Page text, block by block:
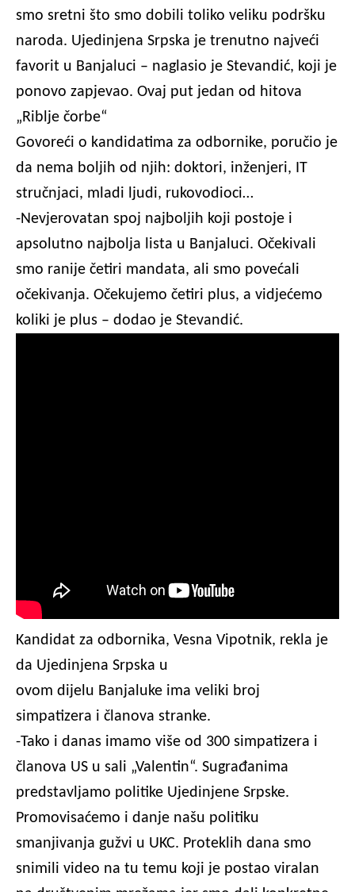
smo sretni što smo dobili toliko veliku podršku
naroda. Ujedinjena Srpska je trenutno najveći
favorit u Banjaluci – naglasio je Stevandić, koji je
ponovo zapjevao. Ovaj put jedan od hitova
„Riblje čorbe“
Govoreći o kandidatima za odbornike, poručio je
da nema boljih od njih: doktori, inženjeri, IT
stručnjaci, mladi ljudi, rukovodioci…
-Nevjerovatan spoj najboljih koji postoje i
apsolutno najbolja lista u Banjaluci. Očekivali
smo ranije četiri mandata, ali smo povećali
očekivanja. Očekujemo četiri plus, a vidjećemo
koliki je plus – dodao je Stevandić.
Kandidat za odbornika, Vesna Vipotnik, rekla je
da Ujedinjena Srpska u
ovom dijelu Banjaluke ima veliki broj
simpatizera i članova stranke.
-Tako i danas imamo više od 300 simpatizera i
članova US u sali „Valentin“. Sugrađanima
predstavljamo politike Ujedinjene Srpske.
Promovisaćemo i danje našu politiku
smanjivanja gužvi u UKC. Proteklih dana smo
snimili video na tu temu koji je postao viralan